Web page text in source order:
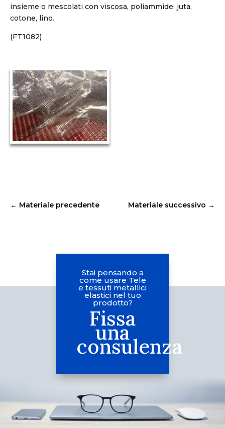
insieme o mescolati con viscosa, poliammide, juta,
cotone, lino.
(FT1082)
← Materiale precedente Materiale successivo →
Stai pensando a
come usare Tele
e tessuti metallici
elastici nel tuo
prodotto?
Fissa
una
consulenza